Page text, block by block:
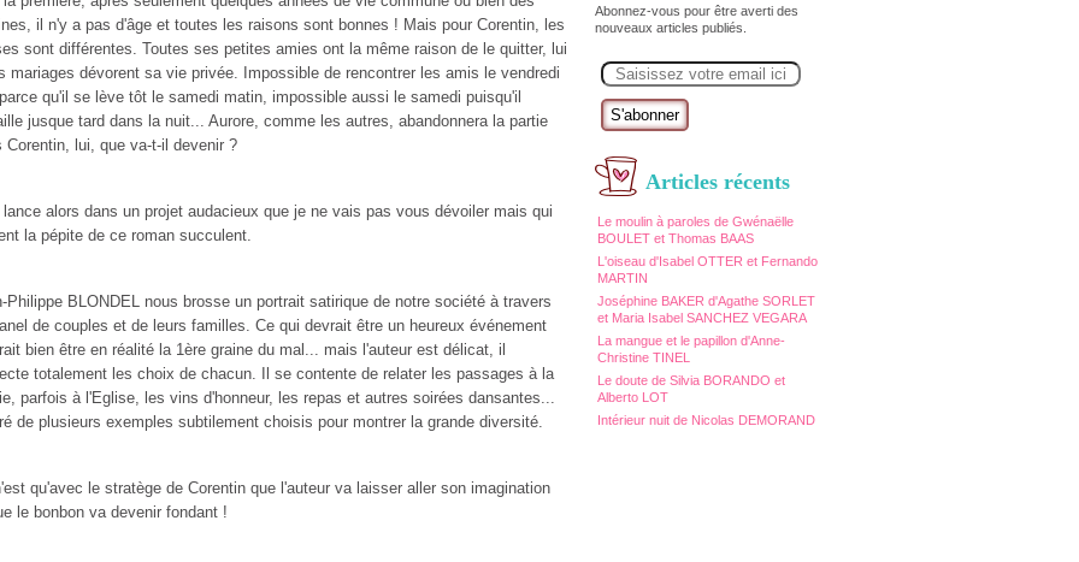
Abonnez-vous pour être averti des
nouveaux articles publiés.
m
Articles récents
Le moulin à paroles de Gwénaëlle
BOULET et Thomas BAAS
L'oiseau d'Isabel OTTER et Fernando
MARTIN
Joséphine BAKER d'Agathe SORLET
et Maria Isabel SANCHEZ VEGARA
La mangue et le papillon d'Anne-
Christine TINEL
Le doute de Silvia BORANDO et
Alberto LOT
Intérieur nuit de Nicolas DEMORAND
il n'y a pas d'âge et toutes les raisons sont bonnes ! Mais pour Corentin, les
sont différentes. Toutes ses petites amies ont la même raison de le quitter, lui
mariages dévorent sa vie privée. Impossible de rencontrer les amis le vendredi
qu'il se lève tôt le samedi matin, impossible aussi le samedi puisqu'il
jusque tard dans la nuit... Aurore, comme les autres, abandonnera la partie
Corentin, lui, que va-t-il devenir ?
alors dans un projet audacieux que je ne vais pas vous dévoiler mais qui
la pépite de ce roman succulent.
Philippe BLONDEL nous brosse un portrait satirique de notre société à travers
de couples et de leurs familles. Ce qui devrait être un heureux événement
bien être en réalité la 1ère graine du mal... mais l'auteur est délicat, il
totalement les choix de chacun. Il se contente de relater les passages à la
parfois à l'Eglise, les vins d'honneur, les repas et autres soirées dansantes...
de plusieurs exemples subtilement choisis pour montrer la grande diversité.
qu'avec le stratège de Corentin que l'auteur va laisser aller son imagination
le bonbon va devenir fondant !